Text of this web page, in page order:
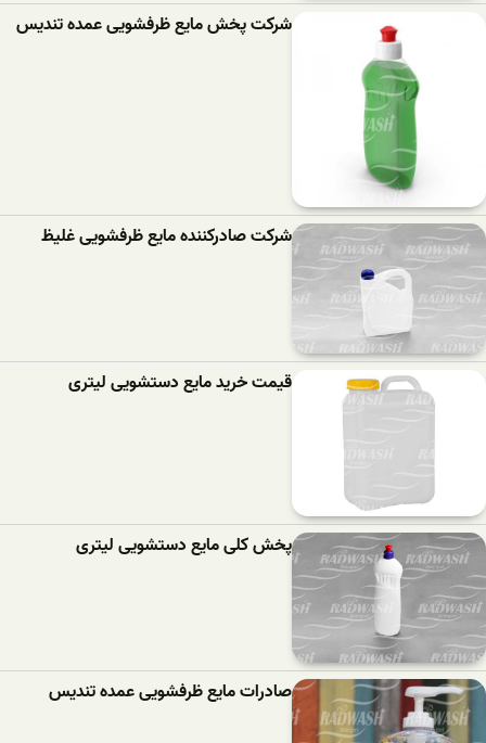
شرکت پخش مایع ظرفشویی عمده تندیس
شرکت صادرکننده مایع ظرفشویی غلیظ
قیمت خرید مایع دستشویی لیتری
پخش کلی مایع دستشویی لیتری
صادرات مایع ظرفشویی عمده تندیس